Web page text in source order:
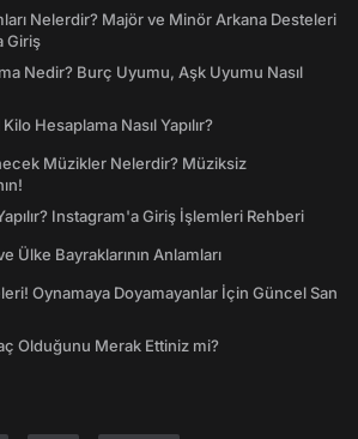
Nelerdir? Majör ve Minör Arkana Desteleri
Giriş
Nedir? Burç Uyumu, Aşk Uyumu Nasıl
Hesaplama Nasıl Yapılır?
Müzikler Nelerdir? Müziksiz
Instagram'a Giriş İşlemleri Rehberi
Ülke Bayraklarının Anlamları
Oynamaya Doyamayanlar İçin Güncel San
Olduğunu Merak Ettiniz mi?